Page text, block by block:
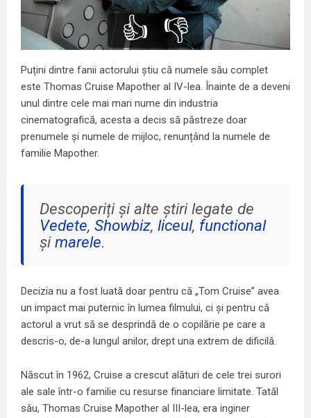
👍 👎
Puțini dintre fanii actorului știu că numele său complet
este Thomas Cruise Mapother al IV-lea. Înainte de a deveni
unul dintre cele mai mari nume din industria
cinematografică, acesta a decis să păstreze doar
prenumele și numele de mijloc, renunțând la numele de
familie Mapother.
Descoperiți și alte știri legate de
Vedete, Showbiz, liceul, functional
șimarele.
Decizia nu a fost luată doar pentru că „Tom Cruise” avea
un impact mai puternic în lumea filmului, ci și pentru că
actorul a vrut să se desprindă de o copilărie pe care a
descris-o, de-a lungul anilor, drept una extrem de dificilă.
Născut în 1962, Cruise a crescut alături de cele trei surori
ale sale într-o familie cu resurse financiare limitate. Tatăl
său, Thomas Cruise Mapother al III-lea, era inginer